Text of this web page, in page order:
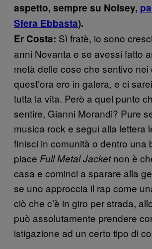
aspetto, sempre su Noisey,
Sfera Ebbasta).
Er Costa: Sì fratè, io sono
anni Novanta e se avessi fatto
metà delle cose che sentivo nei
quest’ora ero in galera, e ci
tutta la vita. Però a quel punto
sentire, Gianni Morandi? Pure
musica rock e segui alla lettera
finisci in comunità o dentro una
piace Full Metal Jacketnon è
casa e cominci a sparare alla
se uno approccia il rap come
ciò che c’è in giro per strada,
può assolutamente prendere
istigazione ad un certo tipo di